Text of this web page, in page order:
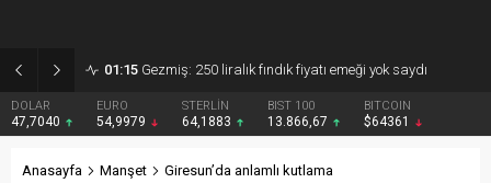
01:15 Gezmiş: 250 liralık fındık fiyatı emeği yok saydı
DOLAR
47,7040
EURO
54,9979
STERLİN
64,1883
BIST 100
13.866,67
BITCOIN
$64361
Anasayfa Manşet Giresun’da anlamlı kutlama